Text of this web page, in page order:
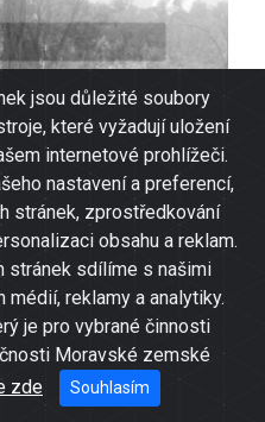
jsou důležité soubory
které vyžadují uložení
internetové prohlížeči.
nastavení a preferencí,
stránek, zprostředkování
obsahu a reklam.
stránek sdílíme s našimi
reklamy a analytiky.
je pro vybrané činnosti
Moravské zemské
zde Souhlasím